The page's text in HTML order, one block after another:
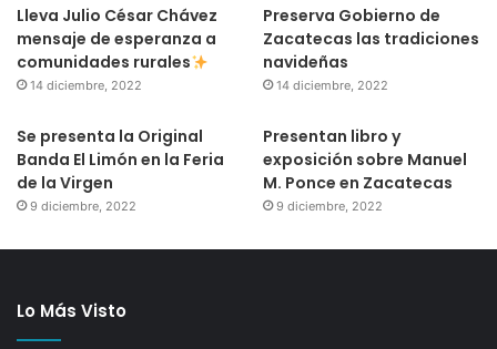
Lleva Julio César Chávez
mensaje de esperanza a
comunidades rurales
14 diciembre, 2022
Preserva Gobierno de
Zacatecas las tradiciones
navideñas
14 diciembre, 2022
Se presenta la Original
Banda El Limón en la Feria
de la Virgen
9 diciembre, 2022
Presentan libro y
exposición sobre Manuel
M. Ponce en Zacatecas
9 diciembre, 2022
Lo Más Visto